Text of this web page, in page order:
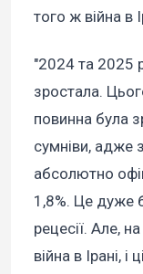
того ж війна в
"2024 та 2025
зростала.
повинна була
сумніви, адже
абсолютно
1,8%. Це дуже
рецесії. Але,
війна в Ірані,